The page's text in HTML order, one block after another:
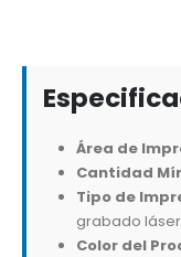
Área de
Cantidad
Tipo de
grabado
Color del